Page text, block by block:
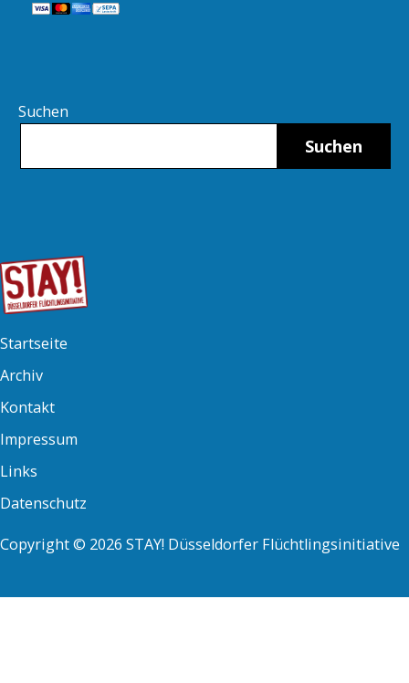
Suchen
Suchen
Copyright © 2026 STAY! Düsseldorfer Flüchtlingsinitiative
Startseite
Archiv
Kontakt
Impressum
Links
Datenschutz